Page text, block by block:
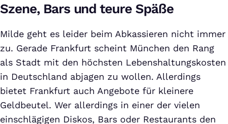
Szene, Bars und teure Späße
Milde geht es leider beim Abkassieren nicht immer
zu. Gerade Frankfurt scheint München den Rang
als Stadt mit den höchsten Lebenshaltungskosten
in Deutschland abjagen zu wollen. Allerdings
bietet Frankfurt auch Angebote für kleinere
Geldbeutel. Wer allerdings in einer der vielen
einschlägigen Diskos, Bars oder Restaurants den